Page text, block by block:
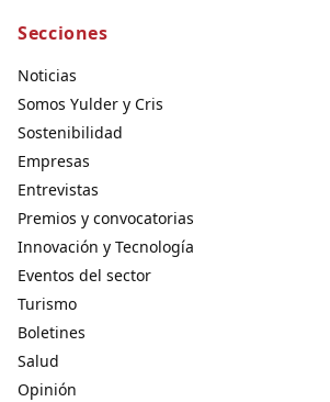
Secciones
Noticias
Somos Yulder y Cris
Sostenibilidad
Empresas
Entrevistas
Premios y convocatorias
Innovación y Tecnología
Eventos del sector
Turismo
Boletines
Salud
Opinión